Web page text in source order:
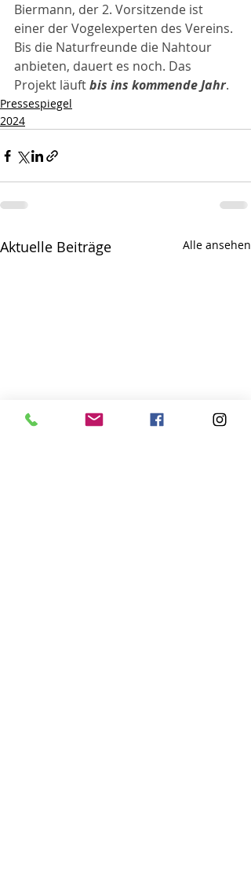
Biermann, der 2. Vorsitzende ist
einer der Vogelexperten des Vereins.
Bis die Naturfreunde die Nahtour
anbieten, dauert es noch. Das
Projekt läuft bis ins kommende Jahr.
Pressespiegel
2024
Aktuelle Beiträge Alle ansehen